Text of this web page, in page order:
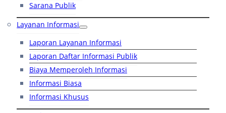
Sarana Publik
Layanan Informasi
Laporan Layanan Informasi
Laporan Daftar Informasi Publik
Biaya Memperoleh Informasi
Informasi Biasa
Informasi Khusus